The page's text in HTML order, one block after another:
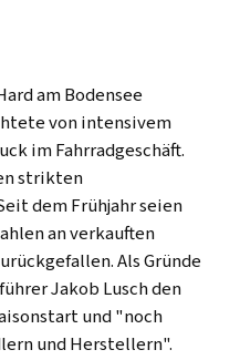
am Bodensee
von intensivem
im Fahrradgeschäft.
strikten
dem Frühjahr seien
an verkauften
Als Gründe
Jakob Lusch den
und "noch
und Herstellern".